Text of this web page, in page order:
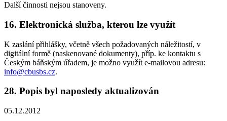
Další činnosti nejsou stanoveny.
16. Elektronická služba, kterou lze využít
K zaslání přihlášky, včetně všech požadovaných náležitostí, v
digitální formě (naskenované dokumenty), příp. ke kontaktu s
Českým báňským úřadem, je možno využít e-mailovou adresu:
info@cbusbs.cz.
28. Popis byl naposledy aktualizován
05.12.2012